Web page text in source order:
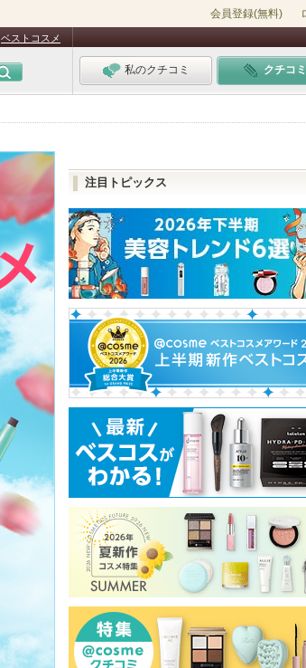
会員登録(無料)
ベストコスメ
私のクチコミ クチコ
最新3,415アイテムから選ばれた ＠ｃｏｓｍｅ
オペラリップティント
注目トピックス